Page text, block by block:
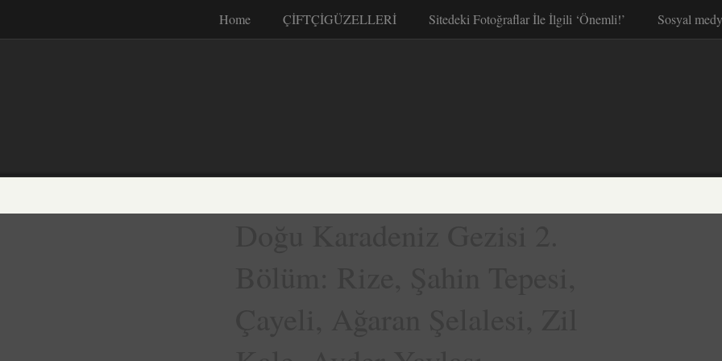
Home ÇİFTÇİGÜZELLERİ Sitedeki Fotoğraflar İle İlgili ‘Önemli!’ Sosyal